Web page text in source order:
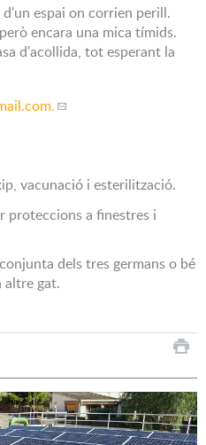
espai on corrien perill.
encara una mica tímids.
d'acollida, tot esperant la
vacunació i esterilització.
proteccions a finestres i
dels tres germans o bé
gat.